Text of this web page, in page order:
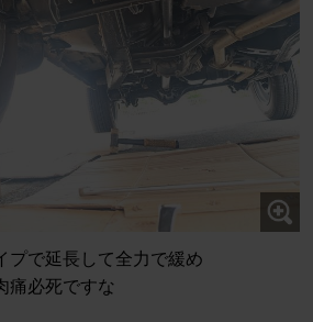
プで延長して全力で緩め
痛必死ですな